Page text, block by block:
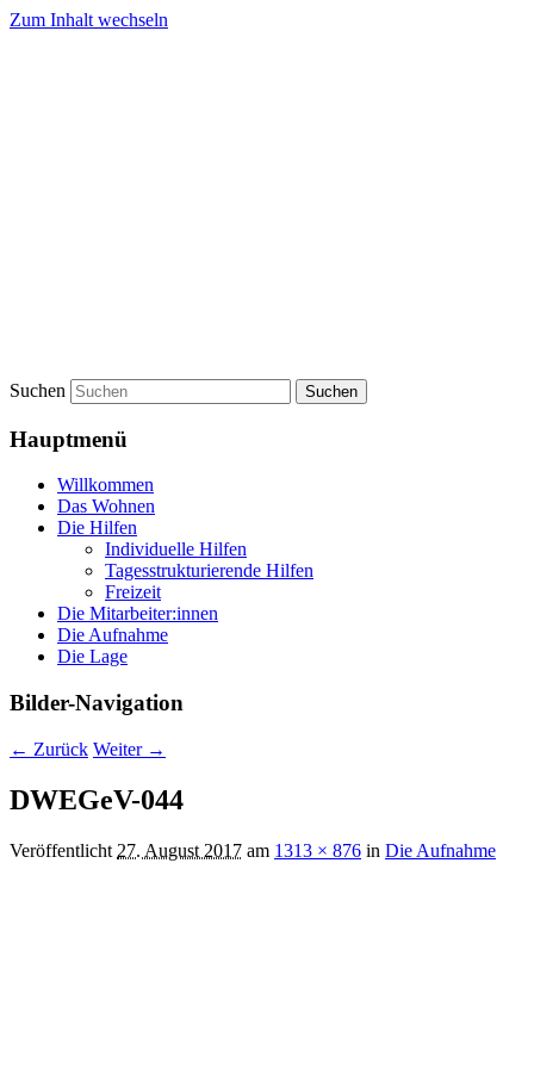
Zum Inhalt wechseln
Suchen
Hauptmenü
Willkommen
Das Wohnen
Die Hilfen
Individuelle Hilfen
Tagesstrukturierende Hilfen
Freizeit
Die Mitarbeiter:innen
Die Aufnahme
Die Lage
Bilder-Navigation
← Zurück Weiter →
DWEGeV-044
Veröffentlicht 27. August 2017 am 1313 × 876 in Die Aufnahme